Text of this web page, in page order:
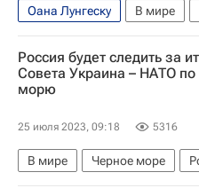
Оана Лунгеску В мире
НАТО
Politico
Россия будет следить за
Совета Украина – НАТО
морю
25 июля 2023, 09:18 5316
В мире Черное море
Сергей Вершинин
НАТО